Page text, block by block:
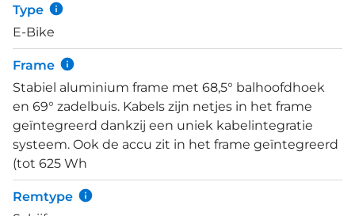
gunstige geval rijd je 155 kilometer met de accu. De
accu is vergrendeld en met de sleutel haal je deze
er simpel uit. Schakelen met de traploze Enviolo
versnellingsnaaf gaat zonder tussenstappen en
daardoor bijzonder soepel. Het voorlicht is stijlvol
geïntegreerd in het spatbord en geeft naast
dagrijverlichting en een krachtige bundel van 70
lux. Het achterlicht in de achterdrager is van zowel
opzij als van achter zichtbaar, lekker veilig dus!
Tenslotte doen ook de krachtige Magura
schijfremmen een duit in het comfortabele zakje,
Type
E-Bike
Frame
Stabiel aluminium frame met 68,5° balhoofdhoek
en 69° zadelbuis. Kabels zijn netjes in het frame
geïntegreerd dankzij een uniek kabelintegratie
systeem. Ook de accu zit in het frame geïntegreerd
(tot 625 Wh
Remtype